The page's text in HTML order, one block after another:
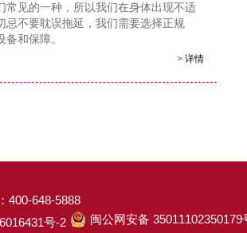
见的一种，所以我们在身体出现不适
忌不要耽误拖延，我们需要选择正规
和保障。
> 详情
400-648-5888
号-2
闽公网安备 35011102350179